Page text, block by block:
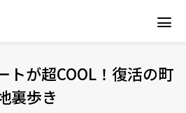
トが超COOL！復活の町
裏歩き